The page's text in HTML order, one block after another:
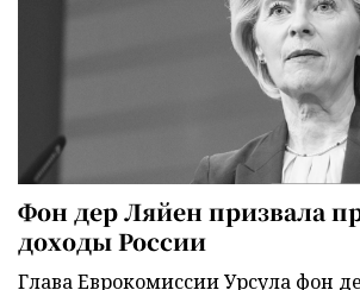
Фон дер Ляйен призвала
доходы России
Глава Еврокомиссии Урсула фон